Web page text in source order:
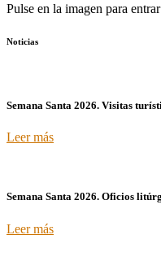
Pulse en la imagen para
Noticias
Semana Santa 2026. Visitas
Leer más
Semana Santa 2026. Oficios
Leer más